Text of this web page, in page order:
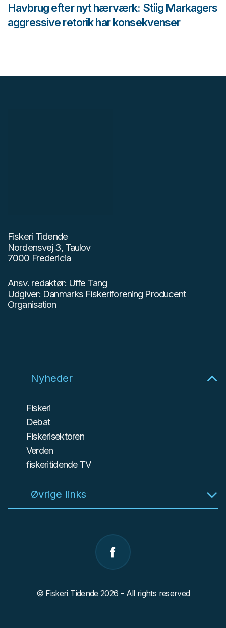
Havbrug efter nyt hærværk: Stiig Markagers
aggressive retorik har konsekvenser
Fiskeri Tidende
Nordensvej 3, Taulov
7000 Fredericia
Ansv. redaktør: Uffe Tang
Udgiver: Danmarks Fiskeriforening Producent
Organisation
Nyheder
Fiskeri
Debat
Fiskerisektoren
Verden
fiskeritidende TV
Øvrige links
© Fiskeri Tidende 2026 - All rights reserved